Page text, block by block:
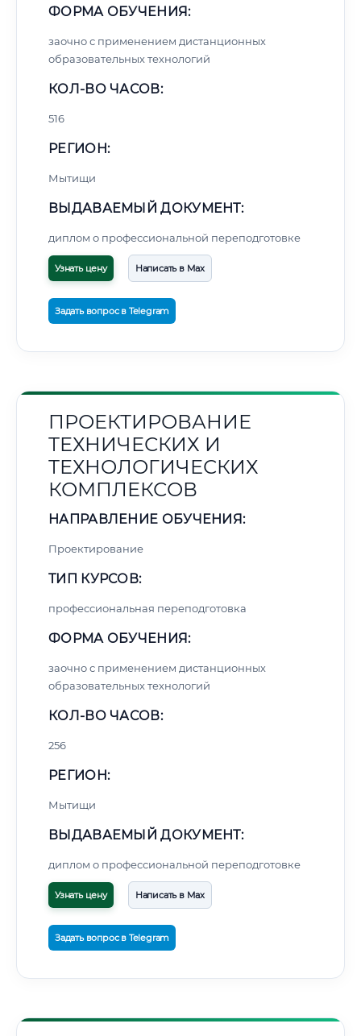
ФОРМА ОБУЧЕНИЯ:
заочно с применением дистанционных
образовательных технологий
КОЛ-ВО ЧАСОВ:
516
РЕГИОН:
Мытищи
ВЫДАВАЕМЫЙ ДОКУМЕНТ:
диплом о профессиональной переподготовке
Узнать цену Написать в Max
Задать вопрос в Telegram
ПРОЕКТИРОВАНИЕ
ТЕХНИЧЕСКИХ И
ТЕХНОЛОГИЧЕСКИХ
КОМПЛЕКСОВ
НАПРАВЛЕНИЕ ОБУЧЕНИЯ:
Проектирование
ТИП КУРСОВ:
профессиональная переподготовка
ФОРМА ОБУЧЕНИЯ:
заочно с применением дистанционных
образовательных технологий
КОЛ-ВО ЧАСОВ:
256
РЕГИОН:
Мытищи
ВЫДАВАЕМЫЙ ДОКУМЕНТ:
диплом о профессиональной переподготовке
Узнать цену Написать в Max
Задать вопрос в Telegram